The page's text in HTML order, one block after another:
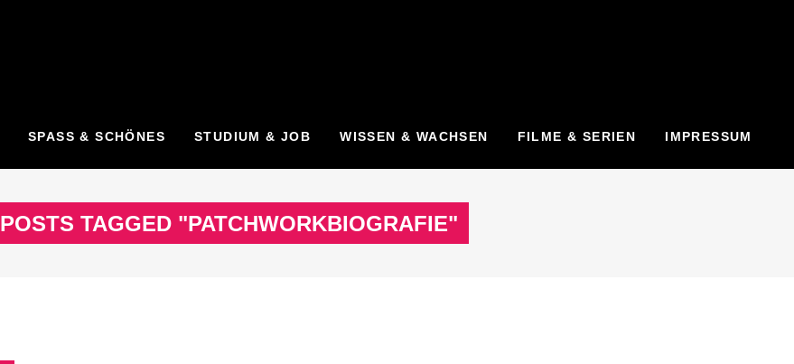
SPASS & SCHÖNES STUDIUM & JOB WISSEN & WACHSEN FILME & SERIEN IMPRESSUM
POSTS TAGGED "PATCHWORKBIOGRAFIE"